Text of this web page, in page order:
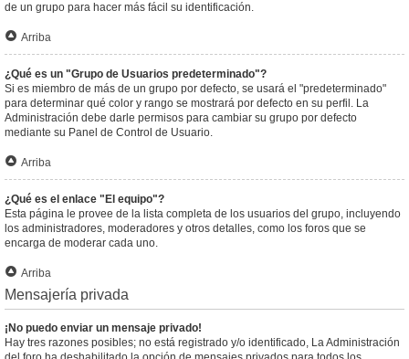
de un grupo para hacer más fácil su identificación.
Arriba
¿Qué es un "Grupo de Usuarios predeterminado"?
Si es miembro de más de un grupo por defecto, se usará el "predeterminado"
para determinar qué color y rango se mostrará por defecto en su perfil. La
Administración debe darle permisos para cambiar su grupo por defecto
mediante su Panel de Control de Usuario.
Arriba
¿Qué es el enlace "El equipo"?
Esta página le provee de la lista completa de los usuarios del grupo, incluyendo
los administradores, moderadores y otros detalles, como los foros que se
encarga de moderar cada uno.
Arriba
Mensajería privada
¡No puedo enviar un mensaje privado!
Hay tres razones posibles; no está registrado y/o identificado, La Administración